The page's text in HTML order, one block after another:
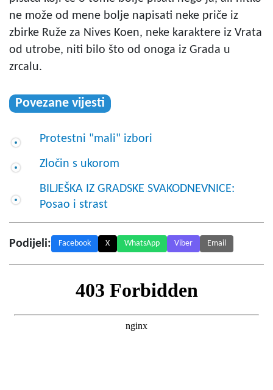
ne može od mene bolje napisati neke priče iz
zbirke Ruže za Nives Koen, neke karaktere iz Vrata
od utrobe, niti bilo što od onoga iz Grada u
zrcalu.
Povezane vijesti
Protestni "mali" izbori
Zločin s ukorom
BILJEŠKA IZ GRADSKE SVAKODNEVNICE:
Posao i strast
Podijeli: Facebook X WhatsApp Viber Email